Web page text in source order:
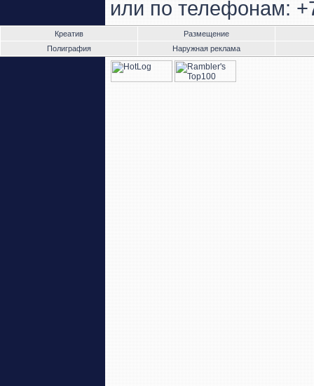
или по телефонам:
Креатив
Размещение
Полиграфия
Наружная реклама